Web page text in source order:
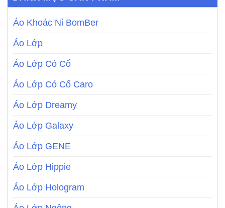
Áo Khoác Nỉ BomBer
Áo Lớp
Áo Lớp Có Cổ
Áo Lớp Có Cổ Caro
Áo Lớp Dreamy
Áo Lớp Galaxy
Áo Lớp GENE
Áo Lớp Hippie
Áo Lớp Hologram